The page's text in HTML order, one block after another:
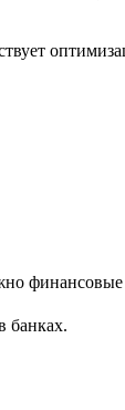
финансовые
банках.